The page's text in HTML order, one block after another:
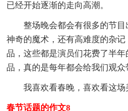
已经开始逐渐的走向高潮。
整场晚会都会有很多的节目
神奇的魔术，还有高难度的杂
品，这些都是演员们花费了半
品，真的是每年都会给我们观众
我喜欢看春晚，喜欢看这场
春节话题的作文8